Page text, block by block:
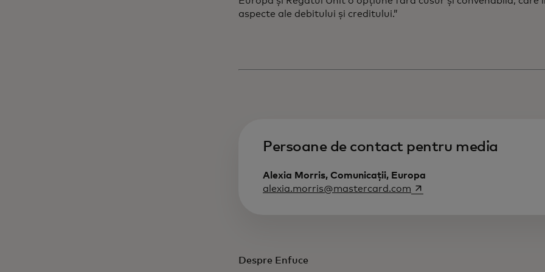
aspecte ale debitului și creditului.”
Persoane de contact pentru media
Alexia Morris, Comunicații, Europa
alexia.morris@mastercard.com opens in a new tab
Despre Enfuce